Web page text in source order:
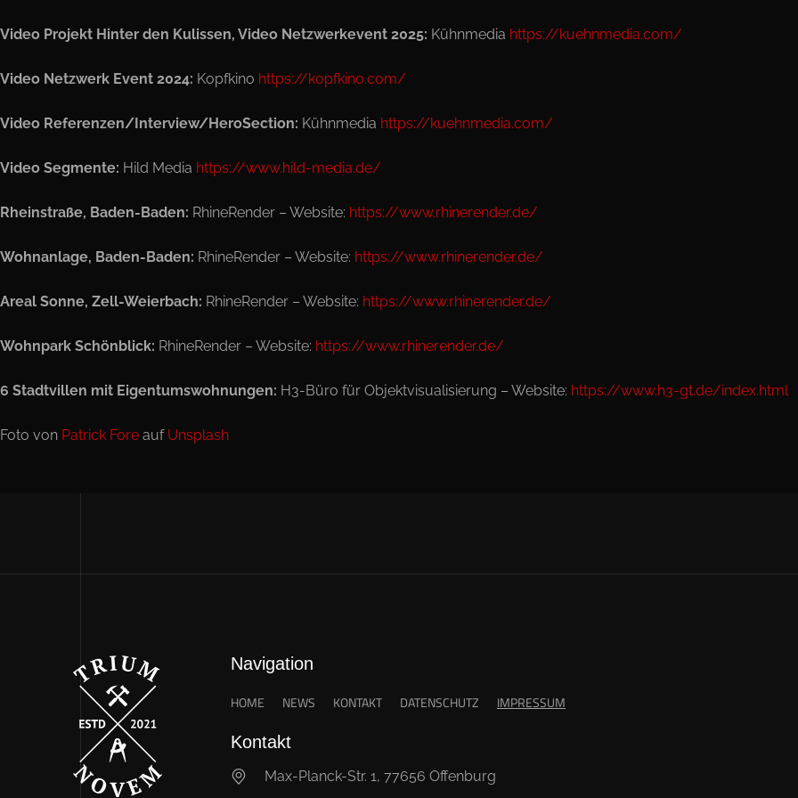
Video Projekt Hinter den Kulissen, Video Netzwerkevent 2025: Kühnmedia https://kuehnmedia.com/
Video Netzwerk Event 2024: Kopfkino https://kopfkino.com/
Video Referenzen/Interview/HeroSection: Kühnmedia https://kuehnmedia.com/
Video Segmente: Hild Media https://www.hild-media.de/
Rheinstraße, Baden-Baden: RhineRender – Website: https://www.rhinerender.de/
Wohnanlage, Baden-Baden: RhineRender – Website: https://www.rhinerender.de/
Areal Sonne, Zell-Weierbach: RhineRender – Website: https://www.rhinerender.de/
Wohnpark Schönblick: RhineRender – Website: https://www.rhinerender.de/
6 Stadtvillen mit Eigentumswohnungen: H3-Büro für Objektvisualisierung – Website: https://www.h3-gt.de/index.html
Foto von Patrick Fore auf Unsplash
Navigation
HOME NEWS KONTAKT DATENSCHUTZ IMPRESSUM
Kontakt
Max-Planck-Str. 1, 77656 Offenburg